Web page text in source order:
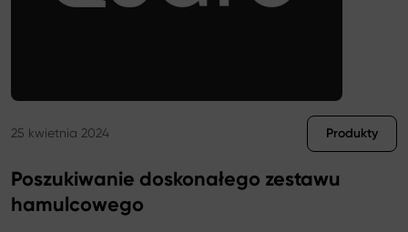
25 kwietnia 2024 Produkty
Poszukiwanie doskonałego zestawu
hamulcowego